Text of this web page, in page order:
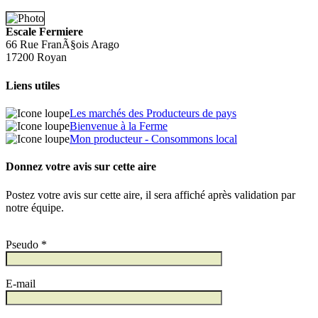
Escale Fermiere
66 Rue FranÃ§ois Arago
17200 Royan
Liens utiles
Les marchés des Producteurs de pays
Bienvenue à la Ferme
Mon producteur - Consommons local
Donnez votre avis sur cette aire
Postez votre avis sur cette aire, il sera affiché après validation par
notre équipe.
Pseudo *
E-mail